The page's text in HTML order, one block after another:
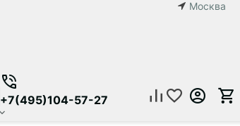
Москва
+7(495)104-57-27